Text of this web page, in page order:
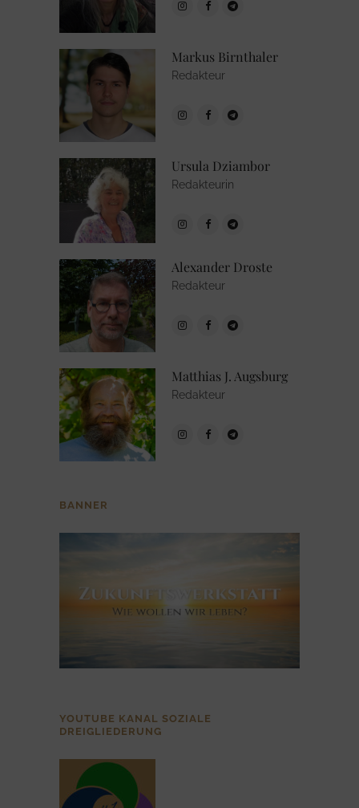
Markus Birnthaler
Redakteur
Ursula Dziambor
Redakteurin
Alexander Droste
Redakteur
Matthias J. Augsburg
Redakteur
BANNER
YOUTUBE KANAL SOZIALE
DREIGLIEDERUNG